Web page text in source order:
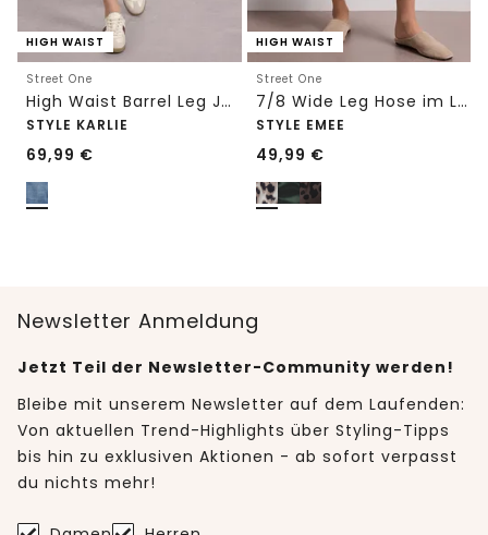
HIGH WAIST
Street One
High Waist Barrel Leg Jeans im Loose Fit
STYLE KARLIE
69,99 €
HIGH WAIST
Street One
7/8 Wide Leg Hose im Loose Fit mit Print
STYLE EMEE
49,99 €
Newsletter Anmeldung
Jetzt Teil der Newsletter-Community werden!
Bleibe mit unserem Newsletter auf dem Laufenden:
Von aktuellen Trend-Highlights über Styling-Tipps
bis hin zu exklusiven Aktionen - ab sofort verpasst
du nichts mehr!